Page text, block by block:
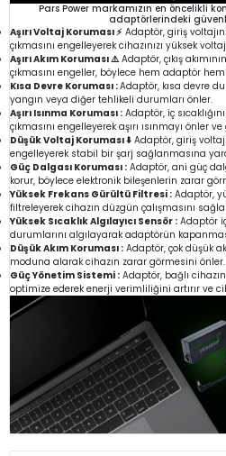
Pars Power markamızın en öncelikli
adaptörlerindeki
Aşırı Voltaj Koruması ⚡ Adaptör, giriş
çıkmasını engelleyerek cihazınızı yüksek
Aşırı Akım Koruması ⚠️Adaptör, çıkış
çıkmasını engeller, böylece hem adaptör
Kısa Devre Koruması :Adaptör, kısa devre
yangın veya diğer tehlikeli durumları önler.
Aşırı Isınma Koruması : Adaptör, iç
çıkmasını engelleyerek aşırı ısınmayı önler
Düşük Voltaj Koruması ⬇️ Adaptör, giriş
engelleyerek stabil bir şarj sağlanmasına
Güç Dalgası Koruması : Adaptör, ani güç
korur, böylece elektronik bileşenlerin zarar
Yüksek Frekans Gürültü Filtresi : Adaptör,
filtreleyerek cihazın düzgün çalışmasını
Yüksek Sıcaklık Algılayıcı Sensör : Adaptör
durumlarını algılayarak adaptörün
Düşük Akım Koruması : Adaptör, çok düşük
moduna alarak cihazın zarar görmesini önler.
Güç Yönetim Sistemi : Adaptör, bağlı
optimize ederek enerji verimliliğini artırır ve